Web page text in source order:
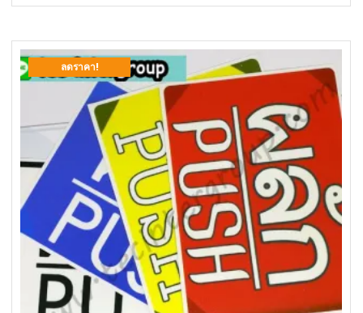
฿690.00.฿399.00.
ลดราคา!